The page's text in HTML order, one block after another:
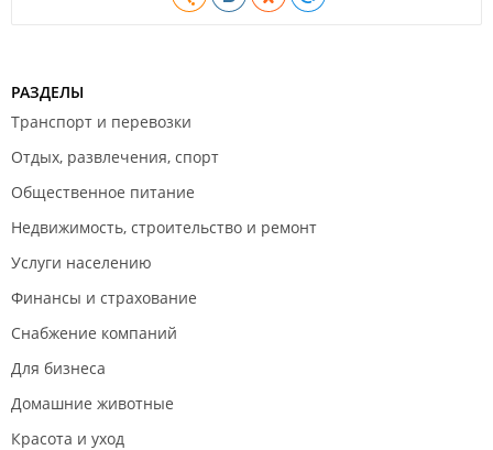
РАЗДЕЛЫ
Транспорт и перевозки
Отдых, развлечения, спорт
Общественное питание
Недвижимость, строительство и ремонт
Услуги населению
Финансы и страхование
Снабжение компаний
Для бизнеса
Домашние животные
Красота и уход